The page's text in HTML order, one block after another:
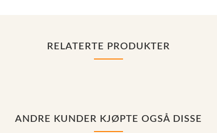
RELATERTE PRODUKTER
ANDRE KUNDER KJØPTE OGSÅ DISSE